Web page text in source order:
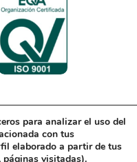
Diseño Web
de Gestión
para analizar el uso del
con tus
elaborado a partir de tus
páginas visitadas).